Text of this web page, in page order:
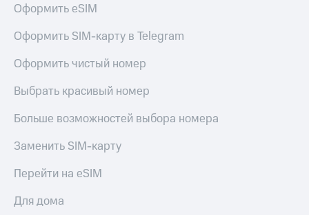
Оформить eSIM
Оформить SIM-карту в Telegram
Оформить чистый номер
Выбрать красивый номер
Больше возможностей выбора номера
Заменить SIM-карту
Перейти на eSIM
Для дома